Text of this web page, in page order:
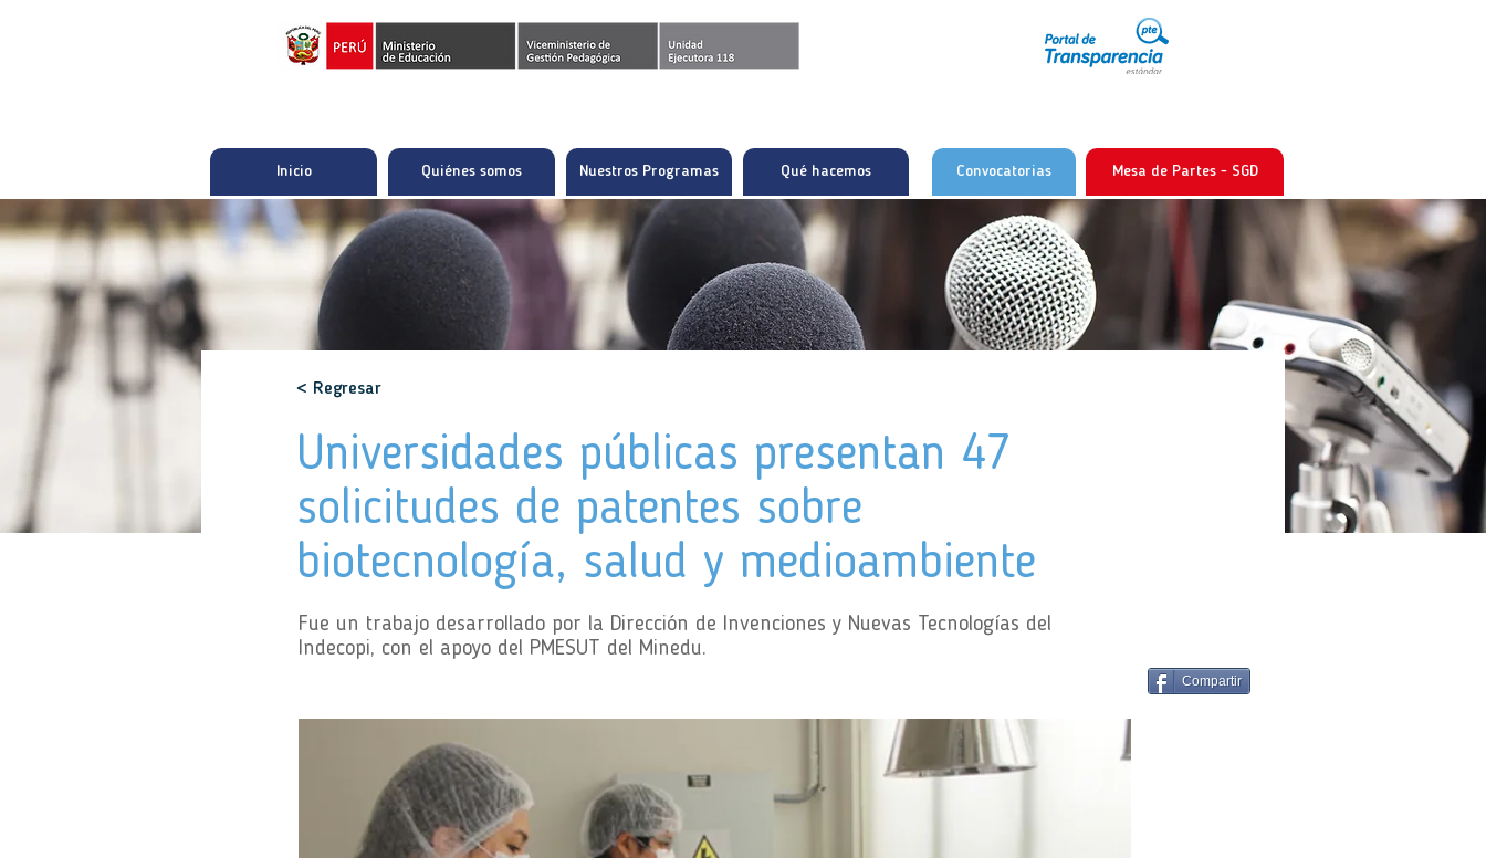
Inicio Quiénes somos Nuestros Programas Qué hacemos Convocatorias Mesa de Partes - SGD
< Regresar
Universidades públicas presentan 47
solicitudes de patentes sobre
biotecnología, salud y medioambiente
Fue un trabajo desarrollado por la Dirección de Invenciones y Nuevas Tecnologías del
Indecopi, con el apoyo del PMESUT del Minedu.
Compartir